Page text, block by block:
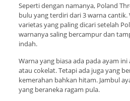
Seperti dengan namanya, Poland
bulu yang terdiri dari 3 warna
varietas yang paling dicari setelah
warnanya saling bercampur dan
indah.
Warna yang biasa ada pada ayam
atau cokelat. Tetapi ada juga yang
kemerahan bahkan hitam. Jambul
yang beraneka ragam pula.